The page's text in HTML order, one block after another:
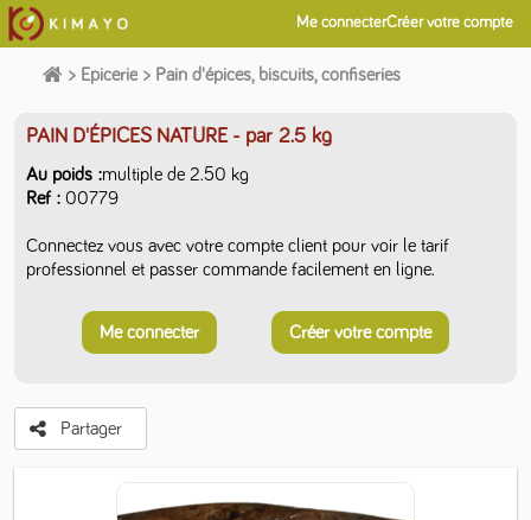
Me connecterCréer votre compte
> Epicerie > Pain d'épices, biscuits, confiseries
PAIN D'ÉPICES NATURE - par 2.5 kg
Au poids multiple de 2.50 kg
Ref
00779
Connectez vous avec votre compte client pour voir le tarif
professionnel et passer commande facilement en ligne.
Me connecter Créer votre compte
Partager